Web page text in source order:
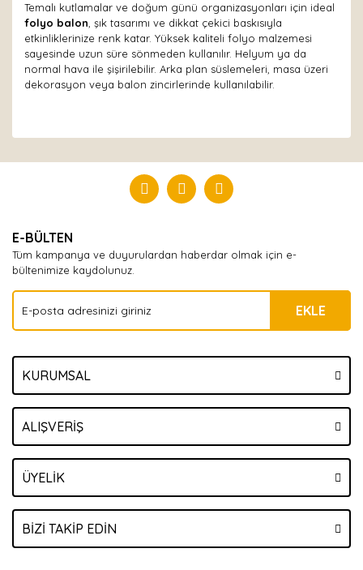
Temalı kutlamalar ve doğum günü organizasyonları için ideal
folyo balon , şık tasarımı ve dikkat çekici baskısıyla
etkinliklerinize renk katar. Yüksek kaliteli folyo malzemesi
sayesinde uzun süre sönmeden kullanılır. Helyum ya da
normal hava ile şişirilebilir. Arka plan süslemeleri, masa üzeri
dekorasyon veya balon zincirlerinde kullanılabilir.
Yorum Yaz
E-BÜLTEN
Tüm kampanya ve duyurulardan haberdar olmak için e-
bültenimize kaydolunuz.
EKLE
KURUMSAL
ALIŞVERİŞ
ÜYELİK
BİZİ TAKİP EDİN